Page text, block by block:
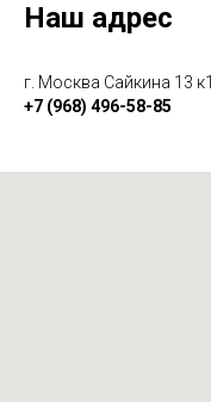
Наш адрес
г. Москва Сайкина 13 к1
+7 (968) 496-58-85